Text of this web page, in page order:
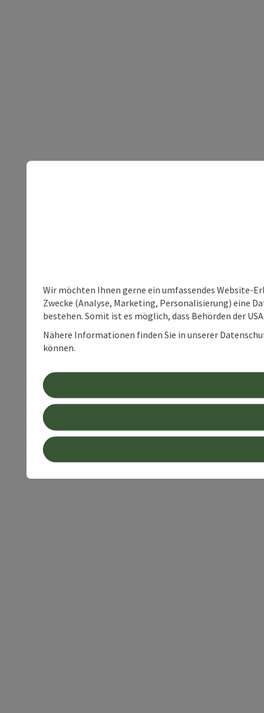
Wir möchten Ihnen gerne ein umfassendes Website-
Zwecke (Analyse, Marketing, Personalisierung) eine
bestehen. Somit ist es möglich, dass Behörden der
Nähere Informationen finden Sie in unserer
können.